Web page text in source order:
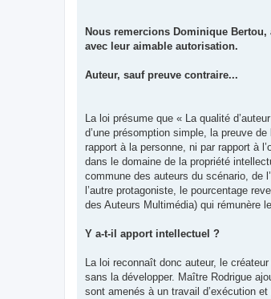
Nous remercions Dominique
avec leur aimable autorisation.
Auteur, sauf preuve contraire...
La loi présume que « La qualité
d’une présomption simple, la preuve
rapport à la personne, ni par rapport à
dans le domaine de la propriété
commune des auteurs du scénario, de
l’autre protagoniste, le pourcentage
des Auteurs Multimédia) qui rémunère
Y a-t-il apport intellectuel ?
La loi reconnaît donc auteur, le
sans la développer. Maître Rodrigue
sont amenés à un travail d’exécution